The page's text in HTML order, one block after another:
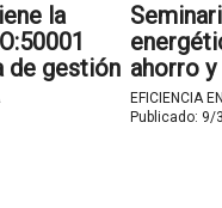
la
de gestión ahorro
EFICIENCIA
Publicado: 9/